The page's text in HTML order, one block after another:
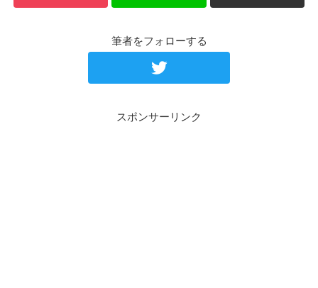
筆者をフォローする
スポンサーリンク